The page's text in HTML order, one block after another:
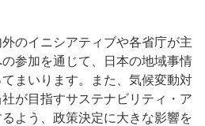
のイニシアティブや各省庁が主
参加を通じて、日本の地域事情
まいります。また、気候変動対
が目指すサステナビリティ・ア
よう、政策決定に大きな影響を